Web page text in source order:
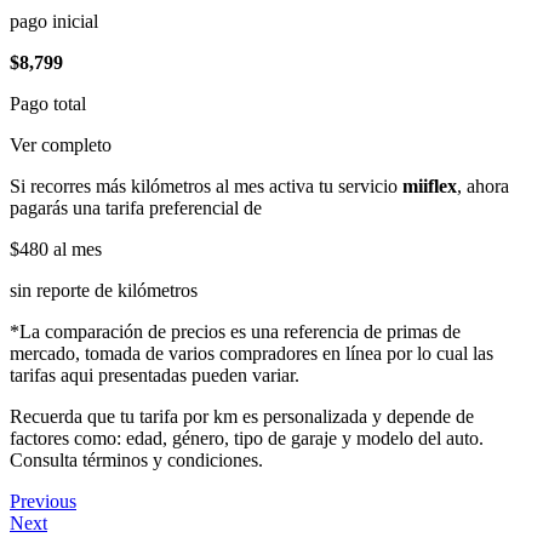
pago inicial
$8,799
Pago total
Ver completo
Si recorres más kilómetros al mes activa tu servicio miiflex, ahora
pagarás una tarifa preferencial de
$480 al mes
sin reporte de kilómetros
*La comparación de precios es una referencia de primas de
mercado, tomada de varios compradores en línea por lo cual las
tarifas aqui presentadas pueden variar.
Recuerda que tu tarifa por km es personalizada y depende de
factores como: edad, género, tipo de garaje y modelo del auto.
Consulta términos y condiciones.
Previous
Next